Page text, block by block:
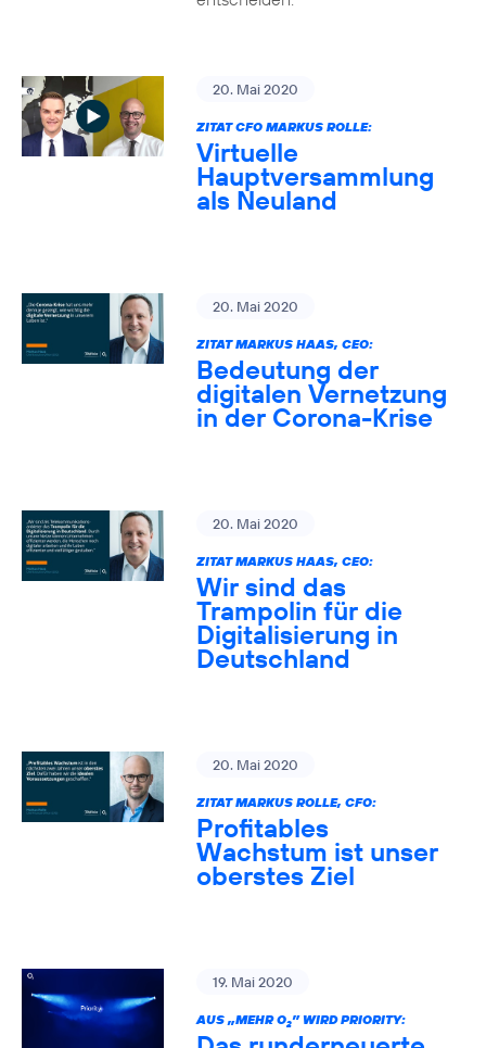
20. Mai 2020
ZITAT CFO MARKUS ROLLE:
Virtuelle
Hauptversammlung
als Neuland
20. Mai 2020
ZITAT MARKUS HAAS, CEO:
Bedeutung der
digitalen Vernetzung
in der Corona-Krise
20. Mai 2020
ZITAT MARKUS HAAS, CEO:
Wir sind das
Trampolin für die
Digitalisierung in
Deutschland
20. Mai 2020
ZITAT MARKUS ROLLE, CFO:
Profitables
Wachstum ist unser
oberstes Ziel
19. Mai 2020
AUS „MEHR O2” WIRD PRIORITY: